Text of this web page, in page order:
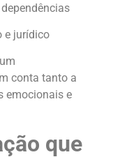
e jurídico
conta tanto a
emocionais e
que